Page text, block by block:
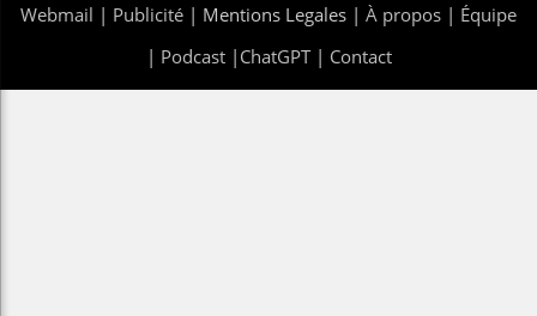
Webmail | Publicité | Mentions Legales | À propos | Équipe
| Podcast| ChatGPT| Contact